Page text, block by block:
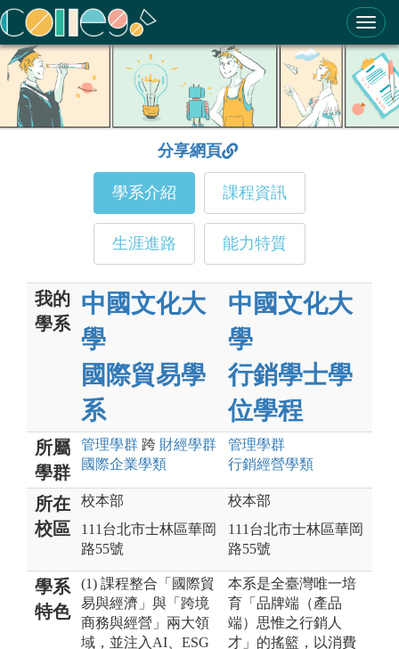
ColleGo! 大學選才與高中育才輔助系統
分享網頁
學系介紹 課程資訊
生涯進路 能力特質
我的
學系
中國文化大
學
國際貿易學
系
中國文化大
學
行銷學士學
位學程
所屬
學群
管理學群 跨 財經學群
國際企業學類
管理學群
行銷經營學類
所在
校區
校本部
111台北市士林區華岡
路55號
校本部
111台北市士林區華岡
路55號
學系
特色
(1) 課程整合「國際貿
易與經濟」與「跨境
商務與經營」兩大領
域，並注入AI、ESG
本系是全臺灣唯一培
育「品牌端（產品
端）思惟之行銷人
才」的搖籃，以消費